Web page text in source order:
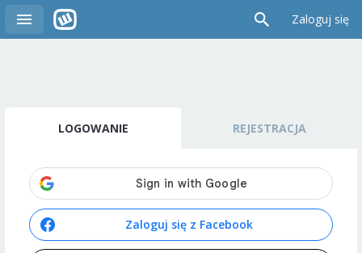
Zaloguj się
LOGOWANIE REJESTRACJA
Zaloguj się z Facebook